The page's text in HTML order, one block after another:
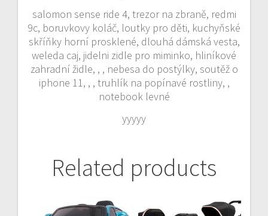
salomon sense ride 4, trezor na zbraně, redmi
9c, boruvkovy koláč, loutky pro děti, kuchyňské
skříňky horní prosklené, dlouhá dámská vesta,
weleda caj, jidelni zidle pro miminko, hliníkové
zahradní židle, , , nebesa do postýlky, soutěž o
iphone 11, , , truhlík na popínavé rostliny, ,
notebook levné
yyyyy
Related products